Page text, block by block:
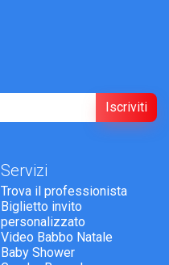
Iscriviti
Servizi
Trova il professionista
Biglietto invito
personalizzato
Video Babbo Natale
Baby Shower